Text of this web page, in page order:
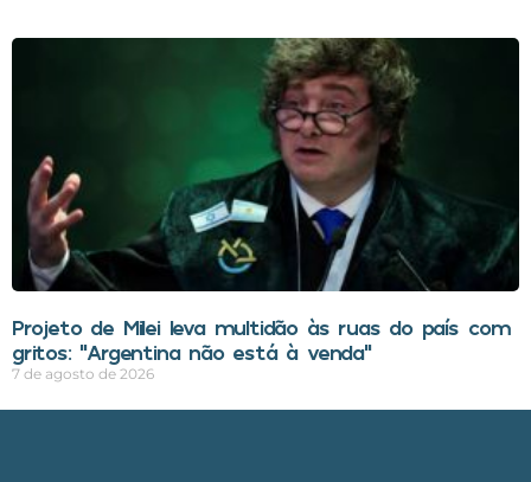
Projeto de Milei leva multidão às ruas do país com
gritos: “Argentina não está à venda”
7 de agosto de 2026